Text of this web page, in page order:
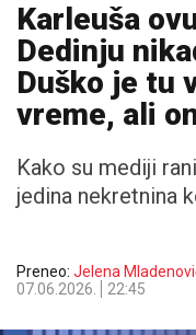
Karleuša
Dedinju
Duško je tu
vreme, ali
Kako su mediji
jedina nekretnina
Preneo: Jelena
07.06.2026.
22:45